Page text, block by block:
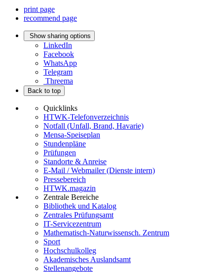
print page
recommend page
Show sharing options
LinkedIn
Facebook
WhatsApp
Telegram
Threema
Back to top
Quicklinks
HTWK-Telefonverzeichnis
Notfall (Unfall, Brand, Havarie)
Mensa-Speiseplan
Stundenpläne
Prüfungen
Standorte & Anreise
E-Mail / Webmailer (Dienste intern)
Pressebereich
HTWK.magazin
Zentrale Bereiche
Bibliothek und Katalog
Zentrales Prüfungsamt
IT-Servicezentrum
Mathematisch-Naturwissensch. Zentrum
Sport
Hochschulkolleg
Akademisches Auslandsamt
Stellenangebote